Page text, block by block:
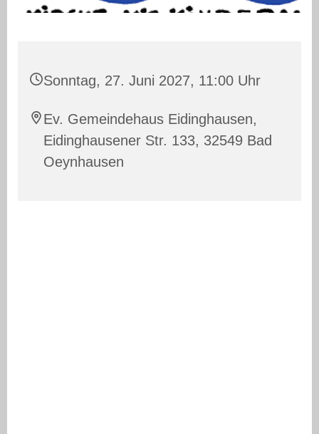
Sonntag, 27. Juni 2027, 11:00 Uhr
Ev. Gemeindehaus Eidinghausen,
Eidinghausener Str. 133, 32549 Bad
Oeynhausen